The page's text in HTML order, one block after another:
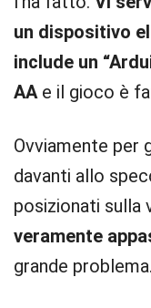
un dispositivo
include un
AAe il gioco è
Ovviamente per
davanti allo
posizionati sulla
veramente
grande problema.